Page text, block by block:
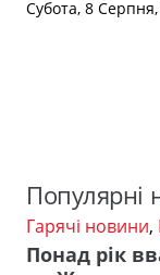
Субота, 8
Популярні
Гарячі новини,
Понад рік